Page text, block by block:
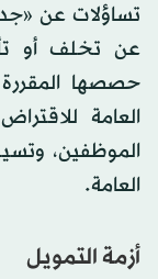
تساؤلات عن
عن تخلف أو
حصصها المقررة
العامة
الموظفين،
العامة.
أزمة التمويل